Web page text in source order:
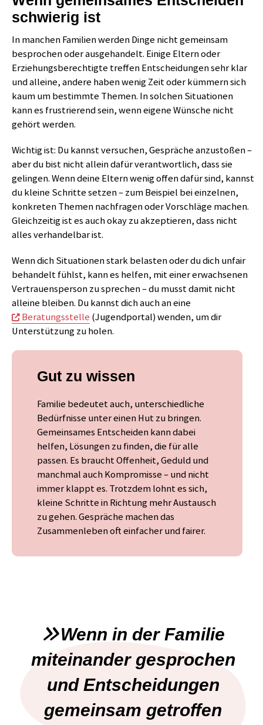
schwierig ist
In manchen Familien werden Dinge nicht gemeinsam
besprochen oder ausgehandelt. Einige Eltern oder
Erziehungsberechtigte treffen Entscheidungen sehr klar
und alleine, andere haben wenig Zeit oder kümmern sich
kaum um bestimmte Themen. In solchen Situationen
kann es frustrierend sein, wenn eigene Wünsche nicht
gehört werden.
Wichtig ist: Du kannst versuchen, Gespräche anzustoßen –
aber du bist nicht allein dafür verantwortlich, dass sie
gelingen. Wenn deine Eltern wenig offen dafür sind, kannst
du kleine Schritte setzen – zum Beispiel bei einzelnen,
konkreten Themen nachfragen oder Vorschläge machen.
Gleichzeitig ist es auch okay zu akzeptieren, dass nicht
alles verhandelbar ist.
Wenn dich Situationen stark belasten oder du dich unfair
behandelt fühlst, kann es helfen, mit einer erwachsenen
Vertrauensperson zu sprechen – du musst damit nicht
alleine bleiben. Du kannst dich auch an eine
Beratungsstelle (Jugendportal) wenden, um dir
Unterstützung zu holen.
Gut zu wissen
Familie bedeutet auch, unterschiedliche
Bedürfnisse unter einen Hut zu bringen.
Gemeinsames Entscheiden kann dabei
helfen, Lösungen zu finden, die für alle
passen. Es braucht Offenheit, Geduld und
manchmal auch Kompromisse – und nicht
immer klappt es. Trotzdem lohnt es sich,
kleine Schritte in Richtung mehr Austausch
zu gehen. Gespräche machen das
Zusammenleben oft einfacher und fairer.
Wenn in der Familie
miteinander gesprochen
und Entscheidungen
gemeinsam getroffen